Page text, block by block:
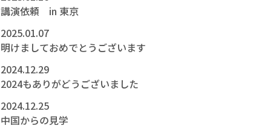
講演依頼 in 東京
2025.01.07
明けましておめでとうございます
2024.12.29
2024もありがどうございました
2024.12.25
中国からの見学